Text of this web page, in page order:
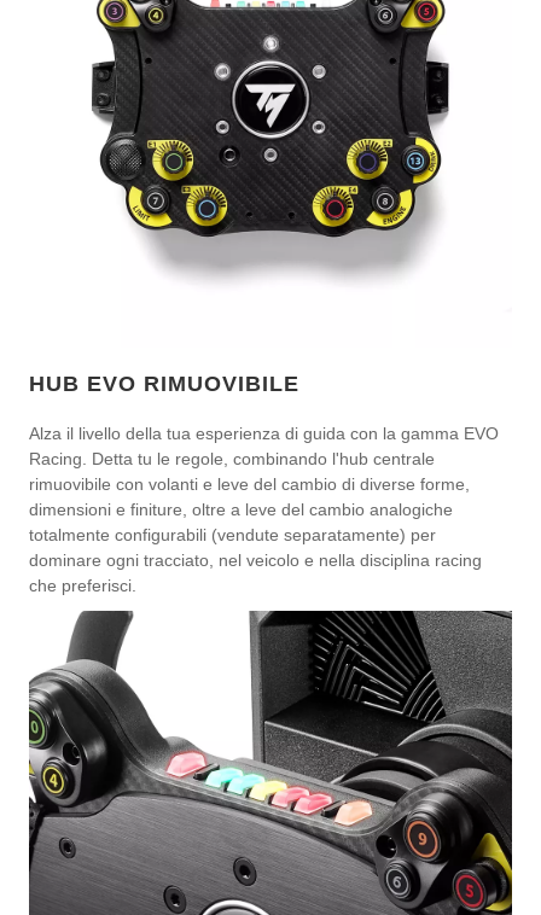
HUB EVO RIMUOVIBILE
Alza il livello della tua esperienza di guida con la gamma EVO
Racing. Detta tu le regole, combinando l'hub centrale
rimuovibile con volanti e leve del cambio di diverse forme,
dimensioni e finiture, oltre a leve del cambio analogiche
totalmente configurabili (vendute separatamente) per
dominare ogni tracciato, nel veicolo e nella disciplina racing
che preferisci.